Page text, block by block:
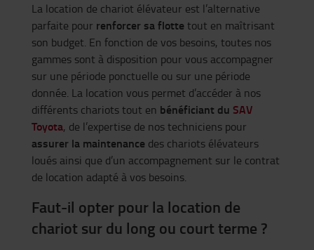
La location de chariot élévateur est l’alternative
parfaite pour renforcer sa flottetout en maîtrisant
son budget. En fonction de vos besoins, toutes nos
gammes sont à disposition pour vous accompagner
sur une période ponctuelle ou sur une période
donnée. La location vous permet d’accéder à nos
différents chariots tout en bénéficiant du SAV
Toyota, de l’expertise de nos techniciens pour
assurer la maintenance des chariots élévateurs
loués ainsi que d’un accompagnement sur le contrat
de location adapté à vos besoins.
Faut-il opter pour la location de
chariot sur du long ou court terme ?